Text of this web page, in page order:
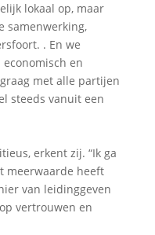
lokaal op, maar
samenwerking,
. En we
en
met alle partijen
steeds vanuit een
erkent zij. “Ik ga
meerwaarde heeft
van leidinggeven
vertrouwen en